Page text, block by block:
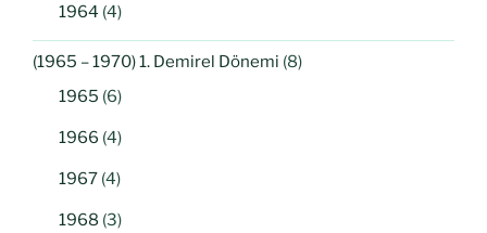
1964 (4)
(1965 – 1970) 1. Demirel Dönemi (8)
1965 (6)
1966 (4)
1967 (4)
1968 (3)